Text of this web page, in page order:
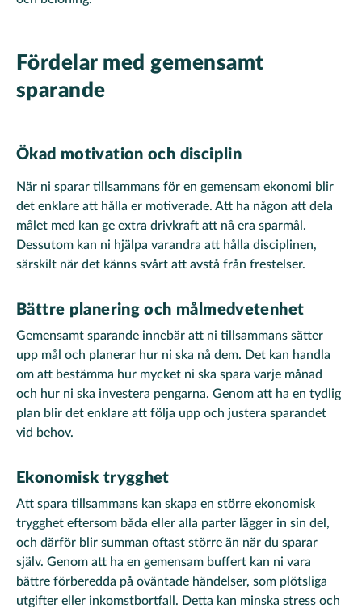
Fördelar med gemensamt
sparande
Ökad motivation och disciplin
När ni sparar tillsammans för en gemensam ekonomi blir
det enklare att hålla er motiverade. Att ha någon att dela
målet med kan ge extra drivkraft att nå era sparmål.
Dessutom kan ni hjälpa varandra att hålla disciplinen,
särskilt när det känns svårt att avstå från frestelser.
Bättre planering och målmedvetenhet
Gemensamt sparande innebär att ni tillsammans sätter
upp mål och planerar hur ni ska nå dem. Det kan handla
om att bestämma hur mycket ni ska spara varje månad
och hur ni ska investera pengarna. Genom att ha en tydlig
plan blir det enklare att följa upp och justera sparandet
vid behov.
Ekonomisk trygghet
Att spara tillsammans kan skapa en större ekonomisk
trygghet eftersom båda eller alla parter lägger in sin del,
och därför blir summan oftast större än när du sparar
själv. Genom att ha en gemensam buffert kan ni vara
bättre förberedda på oväntade händelser, som plötsliga
utgifter eller inkomstbortfall. Detta kan minska stress och